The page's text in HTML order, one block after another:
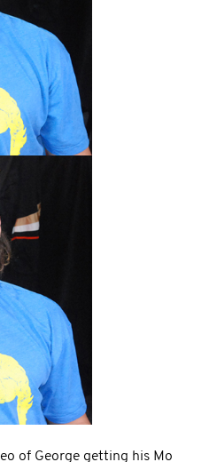
of George getting his Mo